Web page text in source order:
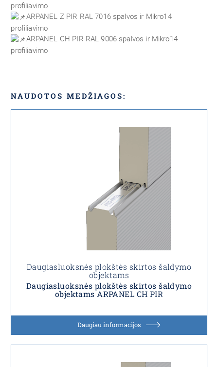
profiliavimo
ARPANEL Z PIR RAL 7016 spalvos ir Mikro14
profiliavimo
ARPANEL CH PIR RAL 9006 spalvos ir Mikro14
profiliavimo
NAUDOTOS MEDŽIAGOS:
Daugiasluoksnės plokštės skirtos šaldymo
objektams
Daugiasluoksnės plokštės skirtos šaldymo
objektams ARPANEL CH PIR
Daugiau informacijos